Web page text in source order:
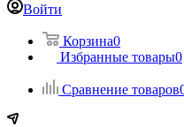
Войти
Корзина0
Избранные товары0
Сравнение товаров